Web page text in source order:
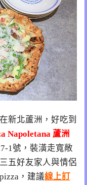
新北蘆洲，好吃到
Napoletana 蘆洲
1號，裝潢走寬敞
五好友家人與情侶
，建議線上訂